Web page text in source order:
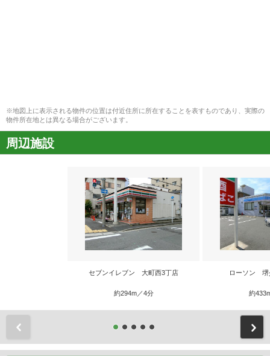
※地図上に表示される物件の位置は付近住所に所在することを表すものであり、実際の
物件所在地とは異なる場合がございます。
周辺施設
セブンイレブン 大町西3丁店
約294m／4分
ローソン 堺
約